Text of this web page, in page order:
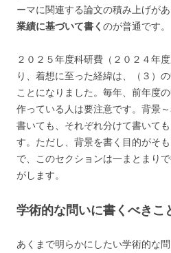
ーマに関連する論文の積み上げがあ
業績に基づいて書く のが普通です。
２０２５年度科研費（２０２４年
り、着想に至った経緯は、（３）
ことになりました。毎年、前年度
作っている人は要注意です。背景
書いても、それぞれ分けて書いて
す。ただし、背景を書く目的がそ
で、このセクションは一まとまり
がします。
学術的な問いに書くべきこ
あくまで明らかにしたい学術的な